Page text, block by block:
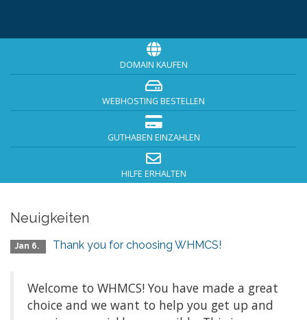
DOMAIN KAUFEN
WEBHOSTING BESTELLEN
GUTHABEN EINZAHLEN
HILFE ERHALTEN
Neuigkeiten
Jan 6. Thank you for choosing WHMCS!
Welcome to WHMCS! You have made a great
choice and we want to help you get up and